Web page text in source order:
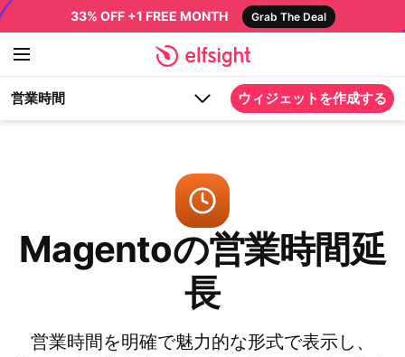
33% OFF +1 FREE MONTH Grab The Deal
営業時間 ウィジェットを作成する
Magentoの営業時間延
長
営業時間を明確で魅力的な形式で表示し、